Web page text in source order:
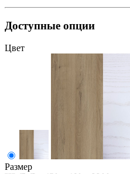
Доступные опции
Цвет
Размер